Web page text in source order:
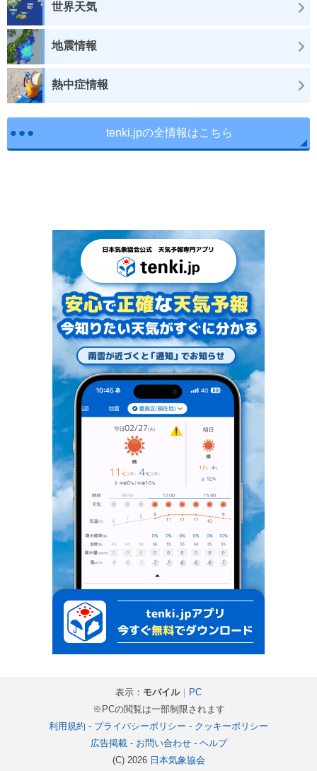
世界天気
地震情報
熱中症情報
tenki.jpの全情報はこちら
表示： モバイル｜
PC
※PCの閲覧は一部制限されます
利用規約 - プライバシーポリシー - クッキーポリシー
広告掲載- お問い合わせ- ヘルプ
(C) 2026 日本気象協会